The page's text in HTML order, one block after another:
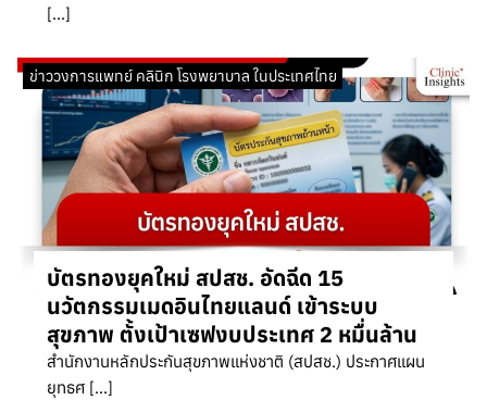
[…]
ข่าววงการแพทย์ คลินิก โรงพยาบาล ในประเทศไทย
บัตรทองยุคใหม่ สปสช. อัดฉีด 15
นวัตกรรมเมดอินไทยแลนด์ เข้าระบบ
สุขภาพ ตั้งเป้าเซฟงบประเทศ 2 หมื่นล้าน
สำนักงานหลักประกันสุขภาพแห่งชาติ (สปสช.) ประกาศแผน
ยุทธศ […]